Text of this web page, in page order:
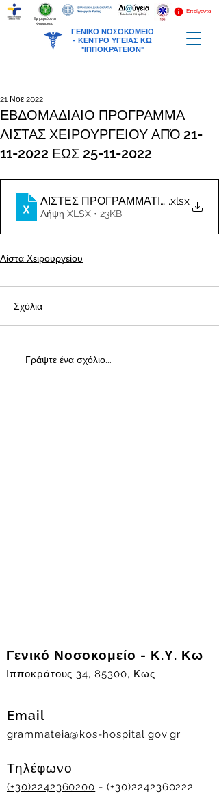
ΓΕΝΙΚΟ ΝΟΣΟΚΟΜΕΙΟ
- ΚΕΝΤΡΟ ΥΓΕΙΑΣ ΚΩ
"ΙΠΠΟΚΡΑΤΕΙΟΝ"
Επείγοντα
Εφημερεύοντα
Φαρμακεία
ΕΒΔΟΜΑΔΙΑΙΟ ΠΡΟΓΡΑΜΜΑ
ΛΙΣΤΑΣ ΧΕΙΡΟΥΡΓΕΙΟΥ ΑΠΌ 21-
11-2022 ΕΩΣ 25-11-2022
21 Νοε 2022
.xlsx
Λήψη XLSX • 23KB
Λίστα Χειρουργείου
Σχόλια
Γράψτε ένα σχόλιο...
Γενικό Νοσοκομείο - Κ.Υ. Κω
Ιπποκράτους 34, 85300, Κως
Email
grammateia@kos-hospital.gov.gr
Τηλέφωνο
(+30)2242360200 - (+30)2242360222